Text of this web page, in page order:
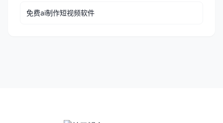
免费ai制作短视频软件